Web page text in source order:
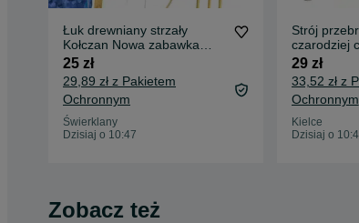
Łuk drewniany strzały
Kołczan Nowa zabawka
KLASYCZNY DREWNIANY
ŁUK 60
25 zł
29,89 zł z Pakietem
Ochronnym
Świerklany
Dzisiaj o 10:47
Strój
czarodziej
halloween
29 zł
33,52 zł z
Ochronnym
Kielce
Dzisiaj o
Zobacz też